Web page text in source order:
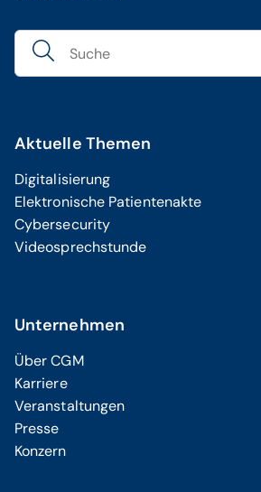
Aktuelle Themen
Digitalisierung
Elektronische Patientenakte
Cybersecurity
Videosprechstunde
Unternehmen
Über CGM
Karriere
Veranstaltungen
Presse
Konzern